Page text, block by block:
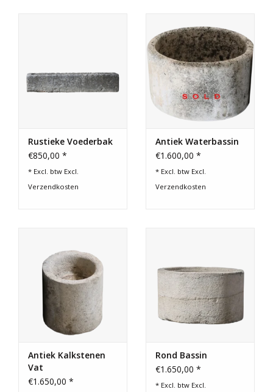
Rustieke Voederbak
€850,00 *
* Excl. btw Excl.
Verzendkosten
Antiek Waterbassin
€1.600,00 *
* Excl. btw Excl.
Verzendkosten
Antiek Kalkstenen
Vat
€1.650,00 *
Rond Bassin
€1.650,00 *
* Excl. btw Excl.